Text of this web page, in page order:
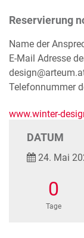
Reservierung
Name der
E-Mail Adresse
Telefonnummer
www.winter-
DATUM
24. Mai
0
Tage